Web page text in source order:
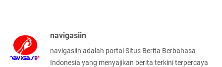
navigasiin
navigasiin adalah portal Situs Berita Berbahasa
Indonesia yang menyajikan berita terkini terpercaya